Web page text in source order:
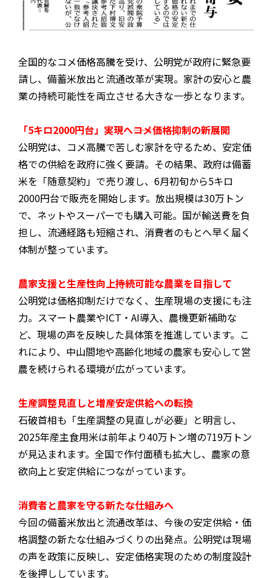
全国的なコメ価格高騰を受け、公明党が政府に緊急要
請し、備蓄米放出と流通改革が実現。家計の安心と農
業の持続可能性を両立させる大きな一歩となります。
「5キロ2000円台」実現へ――コメ価格抑制の新展開
公明党は、コメ高騰で苦しむ家計を守るため、安定価
格での供給を政府に強く要請。その結果、政府は備蓄
米を「随意契約」で売り渡し、6月初旬から5キロ
2000円台で販売を開始します。放出規模は30万トン
で、ネットやスーパーでも購入可能。国が輸送費を負
担し、流通経路も短縮され、消費者のもとへ早く届く
体制が整っています。
農家支援と生産性向上――持続可能な農業を目指して
公明党は価格抑制だけでなく、生産現場の支援にも注
力。スマート農業やICT・AI導入、農機更新補助な
ど、現場の声を反映した具体策を推進しています。こ
れにより、中山間地や高齢化地域の農家も安心して営
農を続けられる環境が広がっています。
生産調整見直しと増産――安定供給への転換
石破首相も「生産調整の見直しが必要」と明言し、
2025年産主食用米は前年より40万トン増の719万トン
が見込まれます。全国で作付面積も拡大し、農家の意
欲向上と安定供給につながっています。
消費者と農家を守る新たな仕組みへ
今回の備蓄米放出と流通改革は、今後の安定供給・価
格調整の新たな仕組みづくりの出発点。公明党は現場
の声を政策に反映し、安定価格実現のための制度設計
を後押ししています。